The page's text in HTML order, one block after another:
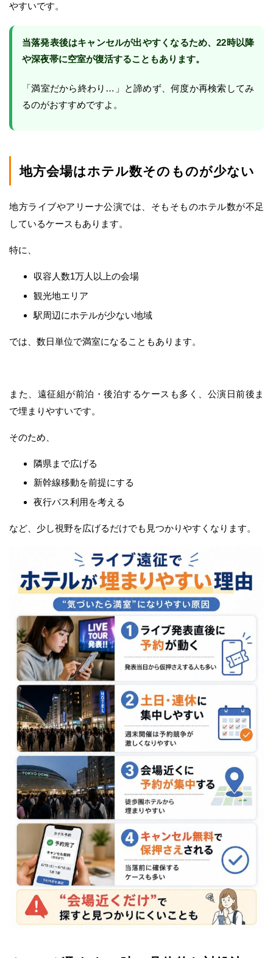
やすいです。
当落発表後はキャンセルが出やすくなるため、22時以降
や深夜帯に空室が復活することもあります。
「満室だから終わり…」と諦めず、何度か再検索してみ
るのがおすすめですよ。
地方会場はホテル数そのものが少ない
地方ライブやアリーナ公演では、そもそものホテル数が不足
しているケースもあります。
特に、
収容人数1万人以上の会場
観光地エリア
駅周辺にホテルが少ない地域
では、数日単位で満室になることもあります。
また、遠征組が前泊・後泊するケースも多く、公演日前後ま
で埋まりやすいです。
そのため、
隣県まで広げる
新幹線移動を前提にする
夜行バス利用を考える
など、少し視野を広げるだけでも見つかりやすくなります。